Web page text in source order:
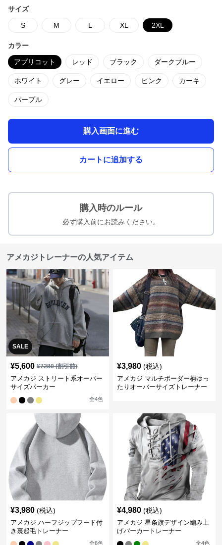
サイズ
S M L XL 2XL
カラー
アプリコット レッド ブラック ダークブルー
ホワイト グレー イエロー ピンク カーキ
パープル
購入画面に進む
カートに追加する
購入時のルール
必ず購入前にお読みください。
アメカジトレーナーの人気アイテム
SALE
¥5,600 ¥7280(割引前)
アメカジ ストリート系オーバー
サイズパーカー
全4色
¥3,980 (税込)
アメカジ マルチボーダー柄ゆっ
たりオーバーサイズトレーナー
¥3,980 (税込)
アメカジ ハーフジップフード付
き裏起毛トレーナー
全6色
¥4,980 (税込)
アメカジ 星条旗デザイン編み上
げパーカートレーナー
全4色